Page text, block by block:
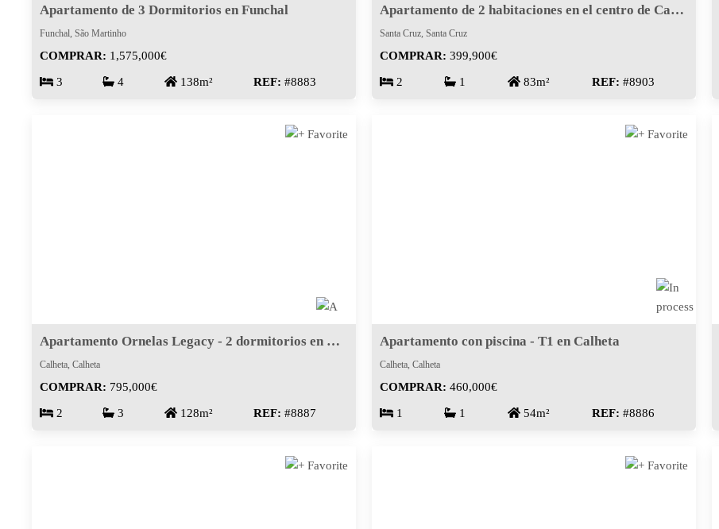
Apartamento de 3 Dormitorios en Funchal
Funchal, São Martinho
COMPRAR: 1,575,000€
3 4 138m² REF: #8883
Apartamento de 2 habitaciones en el centro de Caniço – listo para mudarse
Santa Cruz, Santa Cruz
COMPRAR: 399,900€
2 1 83m² REF: #8903
Apartamento Ornelas Legacy - 2 dormitorios en Calheta
Calheta, Calheta
COMPRAR: 795,000€
2 3 128m² REF: #8887
Apartamento con piscina - T1 en Calheta
Calheta, Calheta
COMPRAR: 460,000€
1 1 54m² REF: #8886